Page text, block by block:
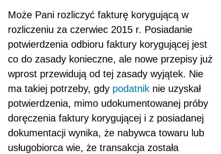
Może Pani rozliczyć fakturę korygującą w
rozliczeniu za czerwiec 2015 r. Posiadanie
potwierdzenia odbioru faktury korygującej jest
co do zasady konieczne, ale nowe przepisy już
wprost przewidują od tej zasady wyjątek. Nie
ma takiej potrzeby, gdy podatnik nie uzyskał
potwierdzenia, mimo udokumentowanej próby
doręczenia faktury korygującej i z posiadanej
dokumentacji wynika, że nabywca towaru lub
usługo­biorca wie, że transakcja została